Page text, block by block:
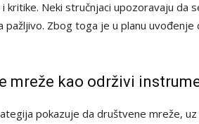
kritike. Neki stručnjaci upozoravaju
pažljivo. Zbog toga je u planu
mreže kao održivi
pokazuje da društvene mreže,